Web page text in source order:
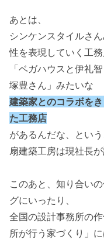
あとは、
シンケンスタイルさ
性を表現していく工務
「ベガハウスと伊礼
塚豊さん」みたいな
建築家とのコラボを
た工務店
があるんだな、とい
扇建築工房は現社長
このあと、知り合い
グにいったり、
全国の設計事務所の
所が行う家づくり」